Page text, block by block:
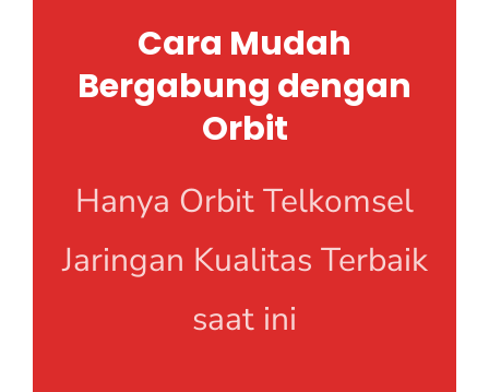
Cara Mudah
Bergabung dengan
Orbit
Hanya Orbit Telkomsel
Jaringan Kualitas Terbaik
saat ini